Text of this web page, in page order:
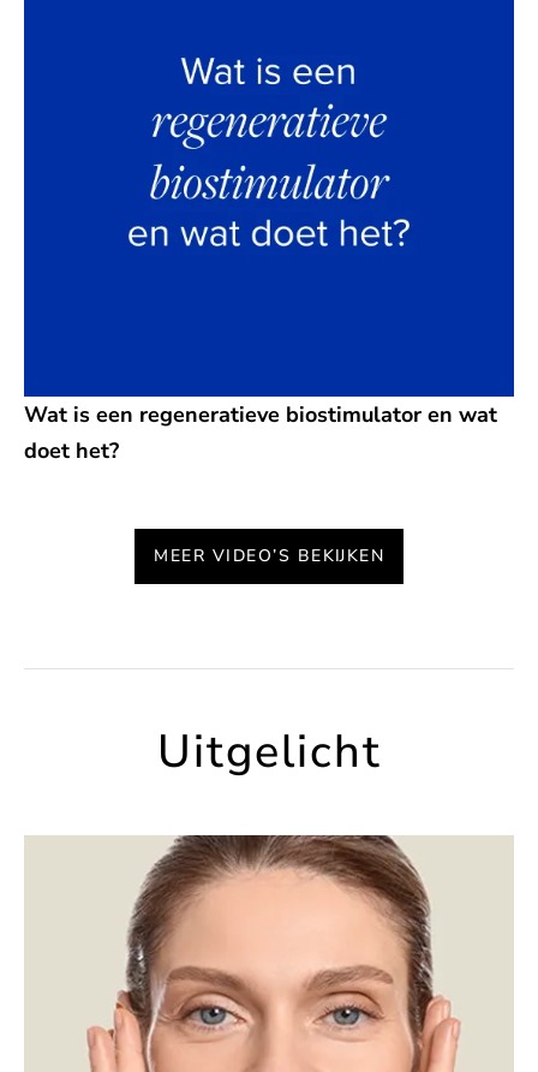
Wat is een regeneratieve biostimulator en wat
doet het?
MEER VIDEO’S BEKIJKEN
Uitgelicht